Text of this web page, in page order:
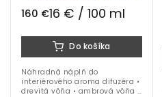
160 €16 € / 100 ml
Do košíka
Náhradná náplň do
interiérového aroma difuzéra •
drevitá vôňa • ambrová vôňa •